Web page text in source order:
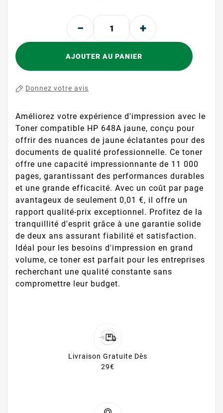
AJOUTER AU PANIER
Donnez votre avis
Améliorez votre expérience d'impression avec le
Toner compatible HP 648A jaune, conçu pour
offrir des nuances de jaune éclatantes pour des
documents de qualité professionnelle. Ce toner
offre une capacité impressionnante de 11 000
pages, garantissant des performances durables
et une grande efficacité. Avec un coût par page
avantageux de seulement 0,01 €, il offre un
rapport qualité-prix exceptionnel. Profitez de la
tranquillité d'esprit grâce à une garantie solide
de deux ans assurant fiabilité et satisfaction.
Idéal pour les besoins d'impression en grand
volume, ce toner est parfait pour les entreprises
recherchant une qualité constante sans
compromettre leur budget.
Livraison Gratuite Dès
29€